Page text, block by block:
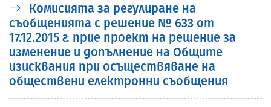
Комисията за регулиране на
съобщенията с решение № 633 от
17.12.2015 г. прие проект на решение за
изменение и допълнение на Общите
изисквания при осъществяване на
обществени електронни съобщения